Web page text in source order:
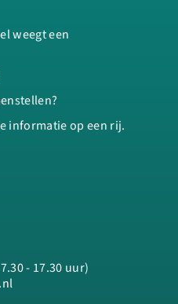
weegt een
informatie op een rij.
- 17.30 uur)